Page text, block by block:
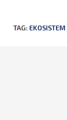
TAG: EKOSISTEM